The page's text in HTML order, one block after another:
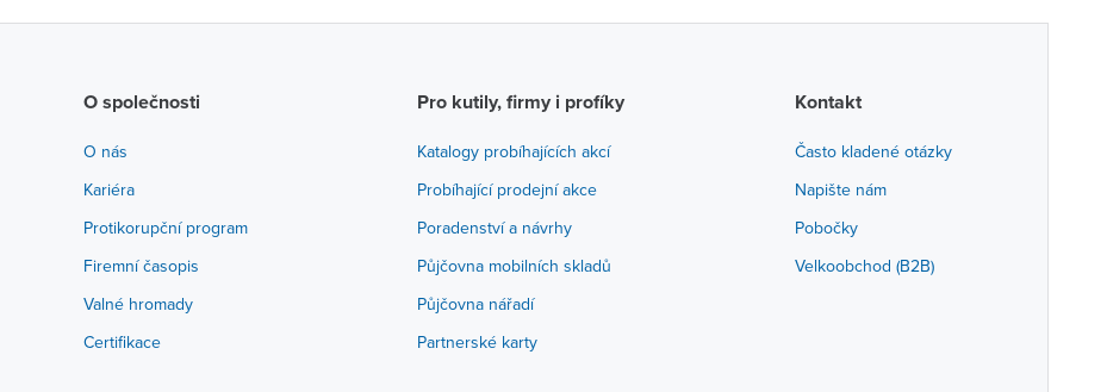
O společnosti
O nás
Kariéra
Protikorupční program
Firemní časopis
Valné hromady
Certifikace
Pro kutily, firmy i profíky
Katalogy probíhajících akcí
Probíhající prodejní akce
Poradenství a návrhy
Půjčovna mobilních skladů
Půjčovna nářadí
Partnerské karty
Kontakt
Často kladené otázky
Napište nám
Pobočky
Velkoobchod (B2B)